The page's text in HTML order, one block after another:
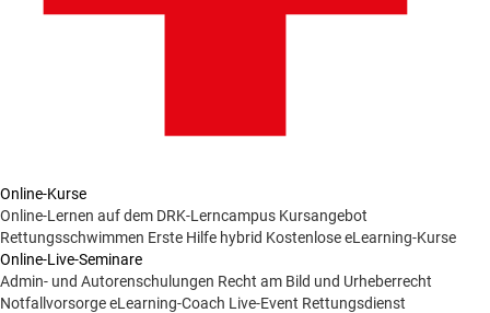
Online-Kurse
Online-Lernen auf dem DRK-Lerncampus Kursangebot
Rettungsschwimmen Erste Hilfe hybrid Kostenlose eLearning-Kurse
Online-Live-Seminare
Admin- und Autorenschulungen Recht am Bild und Urheberrecht
NotfallvorsorgeeLearning-Coach Live-Event Rettungsdienst